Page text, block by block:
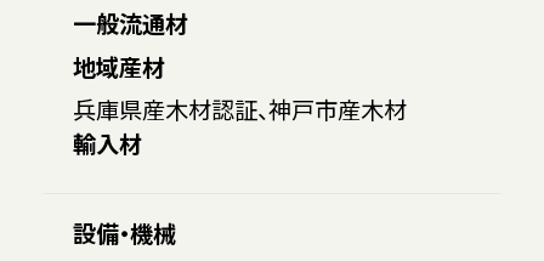
一般流通材
地域産材
兵庫県産木材認証、神戸市産木材
輸入材
設備・機械